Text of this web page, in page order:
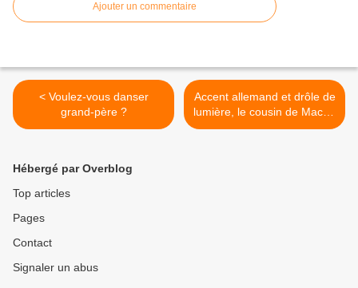
Ajouter un commentaire
< Voulez-vous danser
grand-père ?
Accent allemand et drôle de
lumière, le cousin de Macha
et l’ex-collègue de Luka,
Hébergé par Overblog
Top articles
Pages
Contact
Signaler un abus